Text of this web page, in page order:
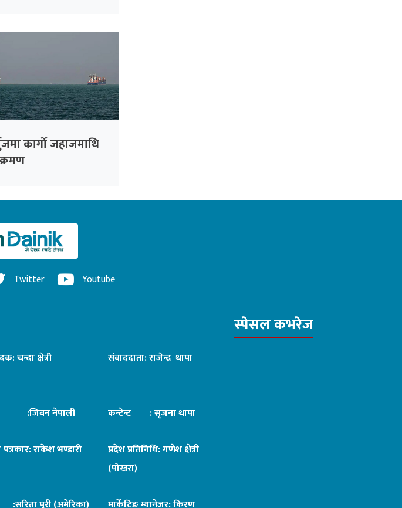
कार्गो जहाजमाथि
Twitter Youtube
चन्दा क्षेत्री संवाददाता: राजेन्द्र थापा
नेपाली कन्टेन्ट : सृजना थापा
राकेश भण्डारी
प्रदेश प्रतिनिधि: गणेश क्षेत्री
(पोखरा)
पुरी (अमेरिका) मार्केटिङ म्यानेजर: किरण
स्पेसल कभरेज